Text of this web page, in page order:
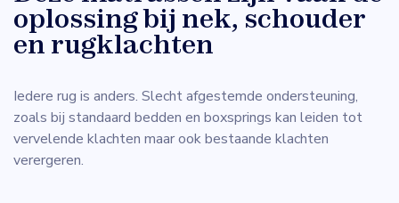
oplossing bij nek, schouder
en rugklachten
Iedere rug is anders. Slecht afgestemde ondersteuning,
zoals bij standaard bedden en boxsprings kan leiden tot
vervelende klachten maar ook bestaande klachten
verergeren.